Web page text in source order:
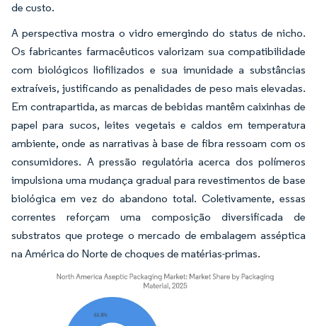
de custo.
A perspectiva mostra o vidro emergindo do status de nicho.
Os fabricantes farmacêuticos valorizam sua compatibilidade
com biológicos liofilizados e sua imunidade a substâncias
extraíveis, justificando as penalidades de peso mais elevadas.
Em contrapartida, as marcas de bebidas mantêm caixinhas de
papel para sucos, leites vegetais e caldos em temperatura
ambiente, onde as narrativas à base de fibra ressoam com os
consumidores. A pressão regulatória acerca dos polímeros
impulsiona uma mudança gradual para revestimentos de base
biológica em vez do abandono total. Coletivamente, essas
correntes reforçam uma composição diversificada de
substratos que protege o mercado de embalagem asséptica
na América do Norte de choques de matérias-primas.